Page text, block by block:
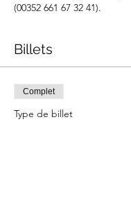
(00352 661 67 32 41).
Billets
Complet
Type de billet